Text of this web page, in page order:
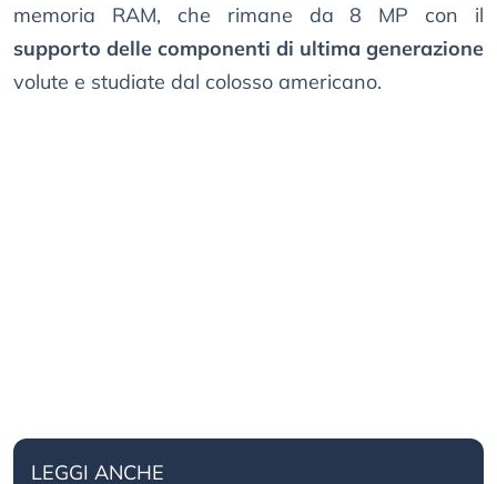
memoria RAM, che rimane da 8 MP con il
supporto delle componenti di ultima generazione
volute e studiate dal colosso americano.
LEGGI ANCHE